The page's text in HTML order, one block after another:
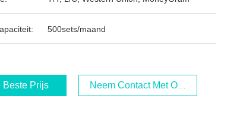
500sets/maand
Beste Prijs Neem Contact Met Ons Op